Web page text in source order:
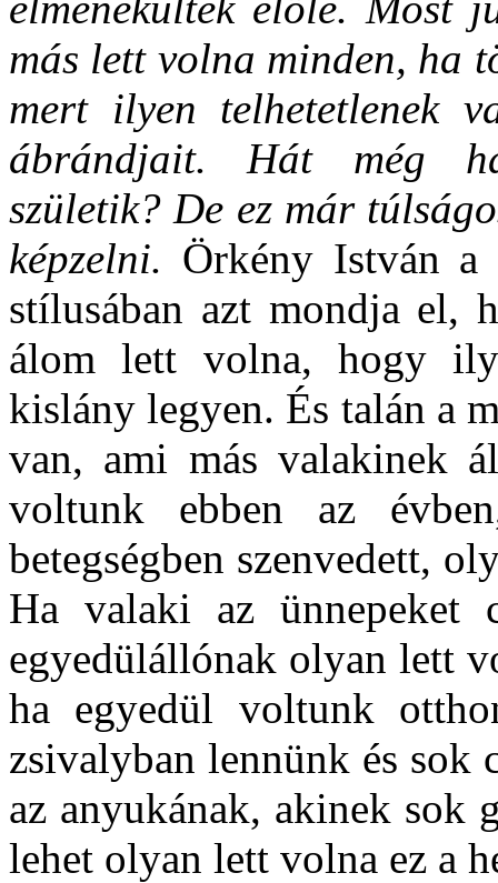
más lett volna minden, ha
mert ilyen telhetetlenek
ábrándjait. Hát még
születik? De ez már
képzelni. Örkény István a
stílusában azt mondja el,
álom lett volna, hogy
kislány legyen. És talán a
van, ami más valakinek
voltunk ebben az
betegségben szenvedett,
Ha valaki az ünnepeket
egyedülállónak olyan lett
ha egyedül voltunk
zsivalyban lennünk és sok
az anyukának, akinek sok
lehet olyan lett volna ez a